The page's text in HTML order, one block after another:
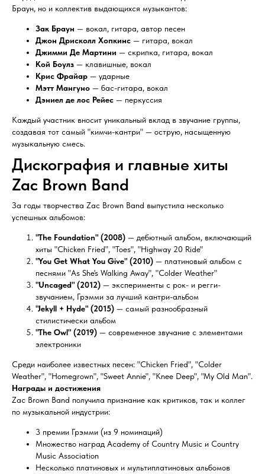
Браун, но и коллектив выдающихся музыкантов:
Зак Браун — вокал, гитара, автор песен
Джон Дрисколл Хопкинс — гитара, вокал
Джимми Де Мартини — скрипка, гитара, вокал
Кой Боулз — клавишные, вокал
Крис Фрайар — ударные
Мэтт Мангуно — бас-гитара, вокал
Дэниел де лос Рейес — перкуссия
Каждый участник вносит уникальный вклад в звучание группы,
создавая тот самый "кимчи-кантри" — острую, насыщенную
музыкальную смесь.
Дискография и главные хиты
Zac Brown Band
За годы творчества Zac Brown Band выпустила несколько
успешных альбомов:
"The Foundation" (2008) — дебютный альбом, включающий
хиты "Chicken Fried", "Toes", "Highway 20 Ride"
"You Get What You Give" (2010) — платиновый альбом с
песнями "As She's Walking Away", "Colder Weather"
"Uncaged" (2012) — эксперименты с рок- и регги-
звучанием, Грэмми за лучший кантри-альбом
"Jekyll + Hyde" (2015) — самый разнообразный
стилистически альбом
"The Owl" (2019) — современное звучание с элементами
электроники
Среди наиболее известных песен: "Chicken Fried", "Colder
Weather", "Homegrown", "Sweet Annie", "Knee Deep", "My Old Man".
Награды и достижения
Zac Brown Band получила признание как критиков, так и коллег
по музыкальной индустрии:
3 премии Грэмми (из 9 номинаций)
Множество наград Academy of Country Music и Country
Music Association
Несколько платиновых и мультиплатиновых альбомов